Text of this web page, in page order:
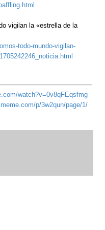
vigilan la «estrella de la
todo-mundo-vigilan-
watch?v=0v8qFEqsfmg
p/3w2qun/page/1/